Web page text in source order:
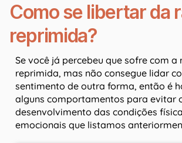
Como se libertar da
reprimida?
Se você já percebeu que sofre com a
reprimida, mas não consegue lidar
sentimento de outra forma, então é
alguns comportamentos para evitar
desenvolvimento das condições
emocionais que listamos